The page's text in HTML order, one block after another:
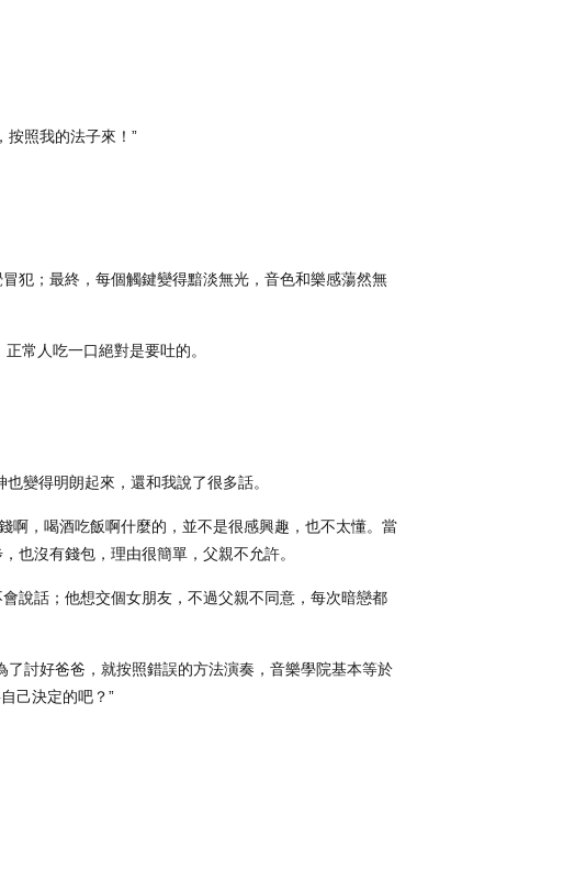
按照我的法子來！”
犯；最終，每個觸鍵變得黯淡無光，音色和樂感蕩然無
常人吃一口絕對是要吐的。
變得明朗起來，還和我說了很多話。
啊，喝酒吃飯啊什麼的，並不是很感興趣，也不太懂。當
也沒有錢包，理由很簡單，父親不允許。
說話；他想交個女朋友，不過父親不同意，每次暗戀都
討好爸爸，就按照錯誤的方法演奏，音樂學院基本等於
己決定的吧？”